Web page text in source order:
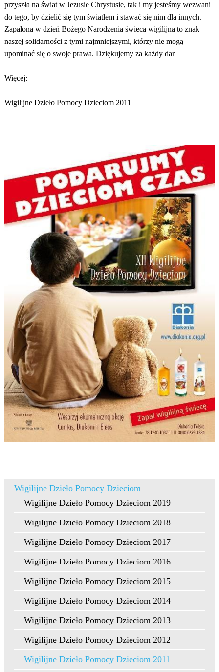
przyszła na świat w Jezusie Chrystusie, tak i my jesteśmy wezwani
do tego, by dzielić się tym światłem i stawać się nim dla innych.
Zapalona w dzień Bożego Narodzenia świeca wigilijna to znak
naszej solidarności z tymi najmniejszymi, którzy nie mogą
upominać się o swoje prawa. Dziękujemy za każdy dar.
Więcej:
Wigilijne Dzieło Pomocy Dzieciom 2011
Wigilijne Dzieło Pomocy Dzieciom
Wigilijne Dzieło Pomocy Dzieciom 2019
Wigilijne Dzieło Pomocy Dzieciom 2018
Wigilijne Dzieło Pomocy Dzieciom 2017
Wigilijne Dzieło Pomocy Dzieciom 2016
Wigilijne Dzieło Pomocy Dzieciom 2015
Wigilijne Dzieło Pomocy Dzieciom 2014
Wigilijne Dzieło Pomocy Dzieciom 2013
Wigilijne Dzieło Pomocy Dzieciom 2012
Wigilijne Dzieło Pomocy Dzieciom 2011